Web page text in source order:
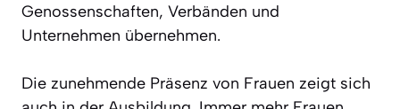
Genossenschaften, Verbänden und
Unternehmen übernehmen.
Die zunehmende Präsenz von Frauen zeigt sich